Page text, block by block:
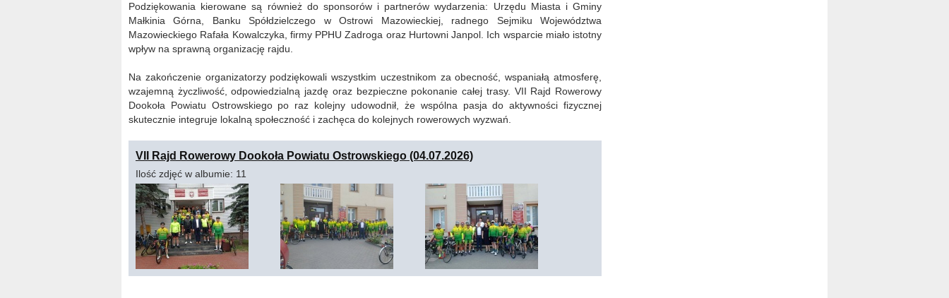
Podziękowania kierowane są również do sponsorów i partnerów wydarzenia: Urzędu Miasta i Gminy
Małkinia Górna, Banku Spółdzielczego w Ostrowi Mazowieckiej, radnego Sejmiku Województwa
Mazowieckiego Rafała Kowalczyka, firmy PPHU Zadroga oraz Hurtowni Janpol. Ich wsparcie miało istotny
wpływ na sprawną organizację rajdu.
Na zakończenie organizatorzy podziękowali wszystkim uczestnikom za obecność, wspaniałą atmosferę,
wzajemną życzliwość, odpowiedzialną jazdę oraz bezpieczne pokonanie całej trasy. VII Rajd Rowerowy
Dookoła Powiatu Ostrowskiego po raz kolejny udowodnił, że wspólna pasja do aktywności fizycznej
skutecznie integruje lokalną społeczność i zachęca do kolejnych rowerowych wyzwań.
VII Rajd Rowerowy Dookoła Powiatu Ostrowskiego (04.07.2026)
Ilość zdjęć w albumie: 11